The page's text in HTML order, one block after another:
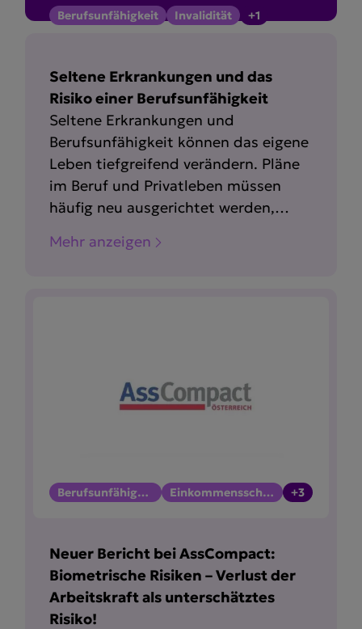
Berufsunfähigkeit Invalidität +1
Seltene Erkrankungen und das
Risiko einer Berufsunfähigkeit
Seltene Erkrankungen und
Berufsunfähigkeit können das eigene
Leben tiefgreifend verändern. Pläne
im Beruf und Privatleben müssen
häufig neu ausgerichtet werden,
Verständnis und Unterstützung oft
Mehr anzeigen
Berufsunfähigkeit Einkommensschutz +3
Neuer Bericht bei AssCompact:
Biometrische Risiken – Verlust der
Arbeitskraft als unterschätztes
Risiko!